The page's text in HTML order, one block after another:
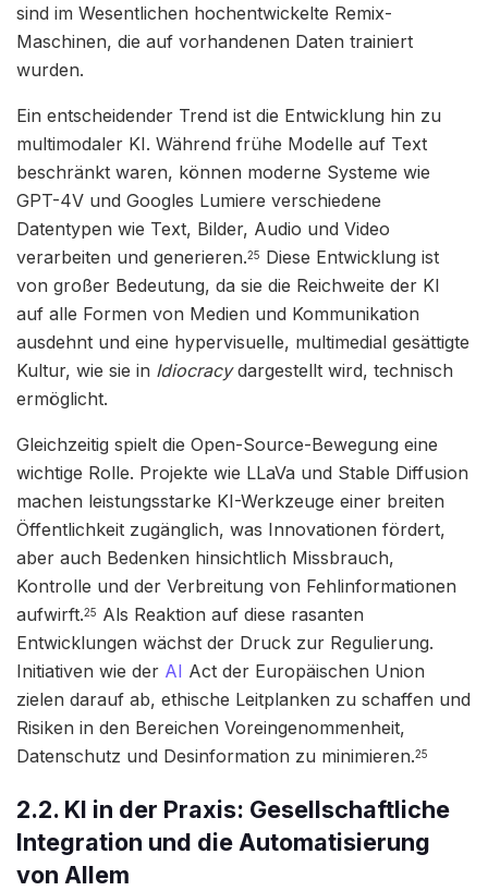
sind im Wesentlichen hochentwickelte Remix-
Maschinen, die auf vorhandenen Daten trainiert
wurden.
Ein entscheidender Trend ist die Entwicklung hin zu
multimodaler KI. Während frühe Modelle auf Text
beschränkt waren, können moderne Systeme wie
GPT-4V und Googles Lumiere verschiedene
Datentypen wie Text, Bilder, Audio und Video
verarbeiten und generieren.25 Diese Entwicklung ist
von großer Bedeutung, da sie die Reichweite der KI
auf alle Formen von Medien und Kommunikation
ausdehnt und eine hypervisuelle, multimedial gesättigte
Kultur, wie sie in Idiocracydargestellt wird, technisch
ermöglicht.
Gleichzeitig spielt die Open-Source-Bewegung eine
wichtige Rolle. Projekte wie LLaVa und Stable Diffusion
machen leistungsstarke KI-Werkzeuge einer breiten
Öffentlichkeit zugänglich, was Innovationen fördert,
aber auch Bedenken hinsichtlich Missbrauch,
Kontrolle und der Verbreitung von Fehlinformationen
aufwirft.25 Als Reaktion auf diese rasanten
Entwicklungen wächst der Druck zur Regulierung.
Initiativen wie der AI Act der Europäischen Union
zielen darauf ab, ethische Leitplanken zu schaffen und
Risiken in den Bereichen Voreingenommenheit,
Datenschutz und Desinformation zu minimieren.25
2.2. KI in der Praxis: Gesellschaftliche
Integration und die Automatisierung
von Allem